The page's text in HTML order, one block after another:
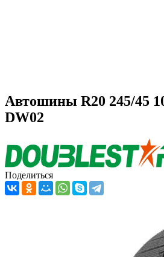
Автошины R20 245/45
DW02
Поделиться